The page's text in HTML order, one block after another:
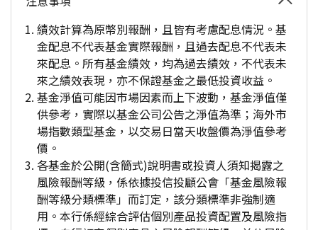
績效計算為原幣別報酬，且皆有考慮配息情況。基
金配息不代表基金實際報酬，且過去配息不代表未
來配息。所有基金績效，均為過去績效，不代表未
來之績效表現，亦不保證基金之最低投資收益。
基金淨值可能因市場因素而上下波動，基金淨值僅
供參考，實際以基金公司公告之淨值為準；海外市
場指數類型基金，以交易日當天收盤價為淨值參考
價。
各基金於公開(含簡式)說明書或投資人須知揭露之
風險報酬等級，係依據投信投顧公會「基金風險報
酬等級分類標準」而訂定，該分類標準非強制適
用。本行係經綜合評估個別產品投資配置及風險指